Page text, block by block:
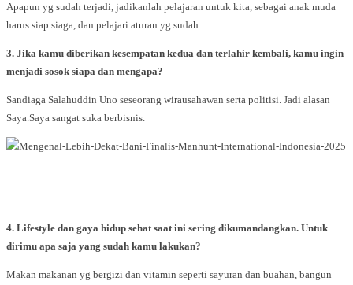
Apapun yg sudah terjadi, jadikanlah pelajaran untuk kita, sebagai anak muda
harus siap siaga, dan pelajari aturan yg sudah.
3. Jika kamu diberikan kesempatan kedua dan terlahir kembali, kamu ingin
menjadi sosok siapa dan mengapa?
Sandiaga Salahuddin Uno seseorang wirausahawan serta politisi. Jadi alasan
Saya.Saya sangat suka berbisnis.
4. Lifestyle dan gaya hidup sehat saat ini sering dikumandangkan. Untuk
dirimu apa saja yang sudah kamu lakukan?
Makan makanan yg bergizi dan vitamin seperti sayuran dan buahan, bangun